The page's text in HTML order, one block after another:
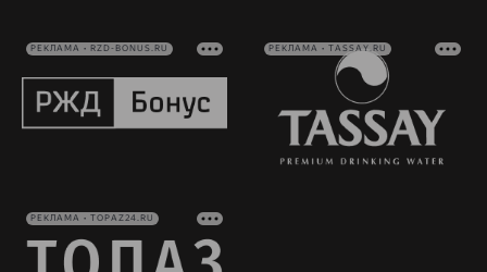
РЕКЛАМА • RZD-BONUS.RU РЕКЛАМА • TASSAY.RU
РЕКЛАМА • TOPAZ24.RU